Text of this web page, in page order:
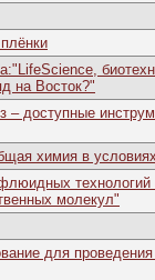
на Восток?"
– доступные
химия в
технологий
молекул"
для